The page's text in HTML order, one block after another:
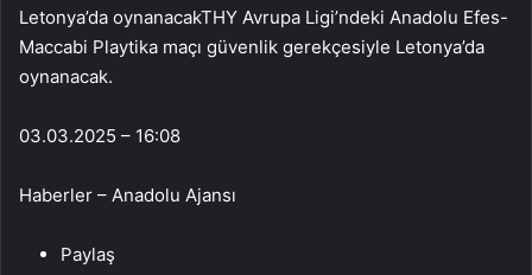
Letonya’da oynanacakTHY Avrupa Ligi’ndeki Anadolu Efes-
Maccabi Playtika maçı güvenlik gerekçesiyle Letonya’da
oynanacak.
03.03.2025 – 16:08
Haberler – Anadolu Ajansı
Paylaş